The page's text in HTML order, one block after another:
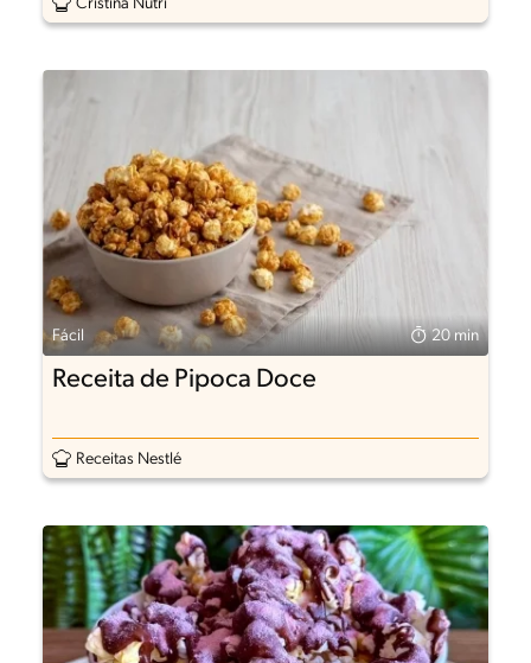
Cristina Nutri
Fácil 20 min
Receita de Pipoca Doce
Receitas Nestlé